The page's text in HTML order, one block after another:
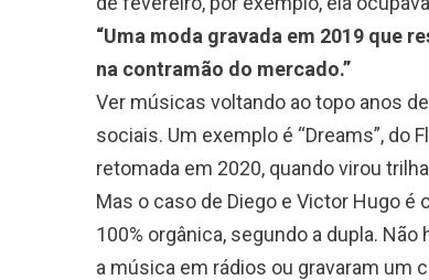
“Uma moda gravada em 2019 que
na contramão do mercado.”
Ver músicas voltando ao topo anos
sociais. Um exemplo é “Dreams”, do
retomada em 2020, quando virou
Mas o caso de Diego e Victor Hugo é
100% orgânica, segundo a dupla.
a música em rádios ou gravaram um